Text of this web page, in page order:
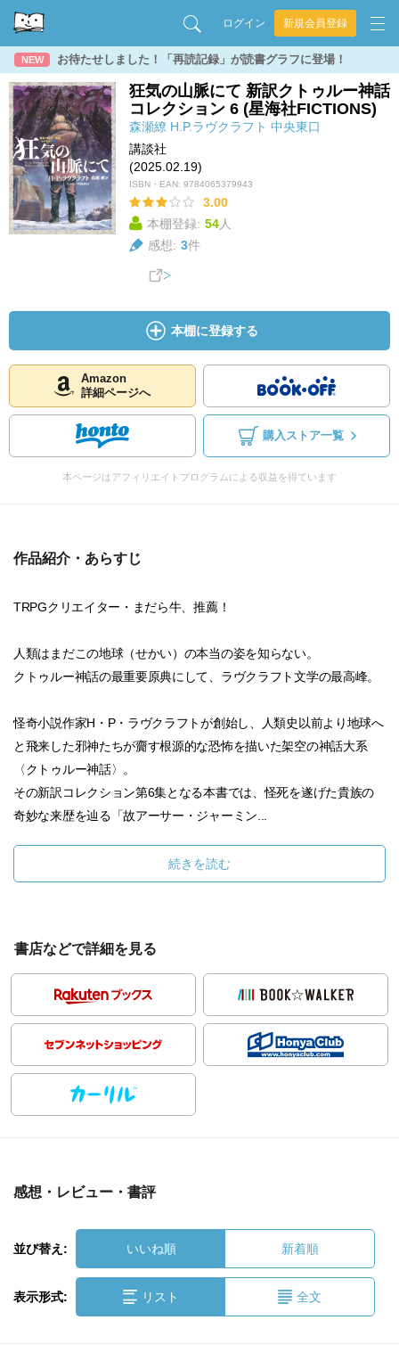
ログイン 新規会員登録
NEW お待たせしました！「再読記録」が読書グラフに登場！
狂気の山脈にて 新訳クトゥルー神話
コレクション 6 (星海社FICTIONS)
森瀬繚 H.P.ラヴクラフト 中央東口
講談社
(2025.02.19)
ISBN・EAN: 9784065379943
3.00
本棚登録: 54人
感想: 3件
本棚に登録する
Amazon
詳細ページへ
購入ストア一覧
本ページはアフィリエイトプログラムによる収益を得ています
作品紹介・あらすじ
TRPGクリエイター・まだら牛、推薦！
人類はまだこの地球（せかい）の本当の姿を知らない。
クトゥルー神話の最重要原典にして、ラヴクラフト文学の最高峰。
怪奇小説作家H・P・ラヴクラフトが創始し、人類史以前より地球へ
と飛来した邪神たちが齎す根源的な恐怖を描いた架空の神話大系
〈クトゥルー神話〉。
その新訳コレクション第6集となる本書では、怪死を遂げた貴族の
奇妙な来歴を辿る「故アーサー・ジャーミン...
続きを読む
書店などで詳細を見る
感想・レビュー・書評
並び替え: いいね順 新着順
表示形式: リスト 全文